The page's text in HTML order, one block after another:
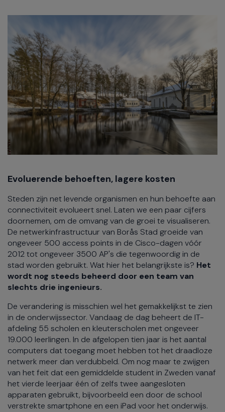
Evoluerende behoeften, lagere kosten
Steden zijn net levende organismen en hun behoefte aan
connectiviteit evolueert snel. Laten we een paar cijfers
doornemen, om de omvang van de groei te visualiseren.
De netwerkinfrastructuur van Borås Stad groeide van
ongeveer 500 access points in de Cisco-dagen vóór
2012 tot ongeveer 3500 AP's die tegenwoordig in de
stad worden gebruikt. Wat hier het belangrijkste is? Het
wordt nog steeds beheerd door een team van
slechts drie ingenieurs.
De verandering is misschien wel het gemakkelijkst te zien
in de onderwijssector. Vandaag de dag beheert de IT-
afdeling 55 scholen en kleuterscholen met ongeveer
19.000 leerlingen. In de afgelopen tien jaar is het aantal
computers dat toegang moet hebben tot het draadloze
netwerk meer dan verdubbeld. Om nog maar te zwijgen
van het feit dat een gemiddelde student in Zweden vanaf
het vierde leerjaar één of zelfs twee aangesloten
apparaten gebruikt, bijvoorbeeld een door de school
verstrekte smartphone en een iPad voor het onderwijs.